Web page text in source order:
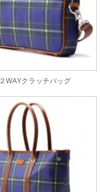
２WAYクラッチバッグ